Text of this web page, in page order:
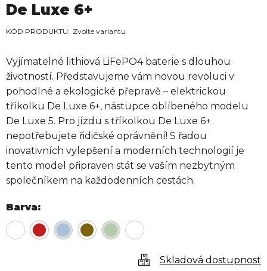
De Luxe 6+
Zvolte variantu
Vyjímatelné lithiová LiFePO4 baterie s dlouhou
životností. Představujeme vám novou revoluci v
pohodlné a ekologické přepravě – elektrickou
tříkolku De Luxe 6+, nástupce oblíbeného modelu
De Luxe 5. Pro jízdu s tříkolkou De Luxe 6+
nepotřebujete řidičské oprávnění! S řadou
inovativních vylepšení a moderních technologií je
tento model připraven stát se vaším nezbytným
společníkem na každodenních cestách.
Barva
Skladová dostupnost